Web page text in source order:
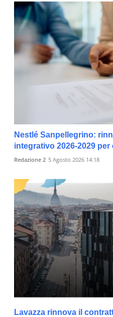
Nestlé Sanpellegrino:
integrativo 2026-2029
Redazione 2 5 Agosto 2026 14:18
Lavazza rinnova il